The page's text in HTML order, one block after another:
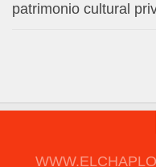
patrimonio cultural